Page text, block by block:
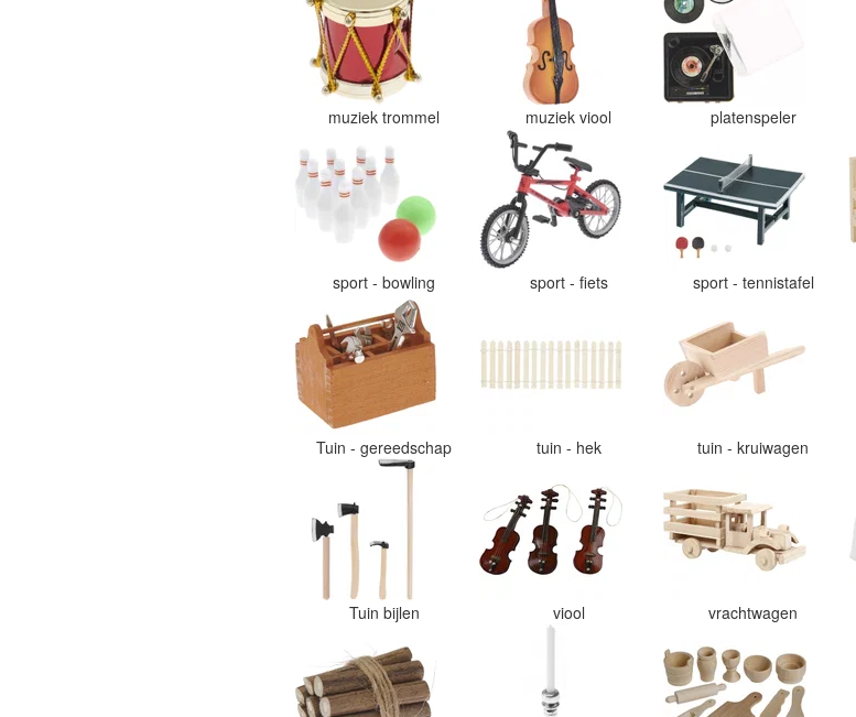
muziek trommel muziek viool platenspeler
sport - bowling sport - fiets sport - tennistafel
Tuin - gereedschap tuin - hek tuin - kruiwagen
Tuin bijlen viool vrachtwagen